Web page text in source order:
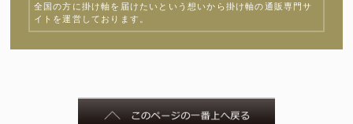
全国の方に掛け軸を届けたいという想いから掛け軸の通販専門サ
イトを運営しております。